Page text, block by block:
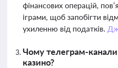
фінансових операцій,
іграми, щоб запобігти
ухиленню від податків.
Чому телеграм-
казино?